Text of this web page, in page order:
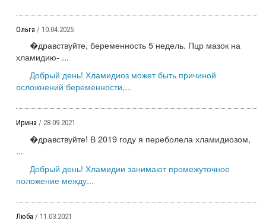
Ольга / 10.04.2025
�дравствуйте, беременность 5 недель. Пцр мазок на
хламидию- ...
Добрый день! Хламидиоз может быть причиной
осложнений беременности,...
Ирина / 28.09.2021
�дравствуйте! В 2019 году я переболела хламидиозом,
...
Добрый день! Хламидии занимают промежуточное
положение между...
Люба / 11.03.2021